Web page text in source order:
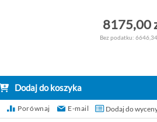
8175,00
6646,34
Dodaj do koszyka
Porównaj E-mail Dodaj do